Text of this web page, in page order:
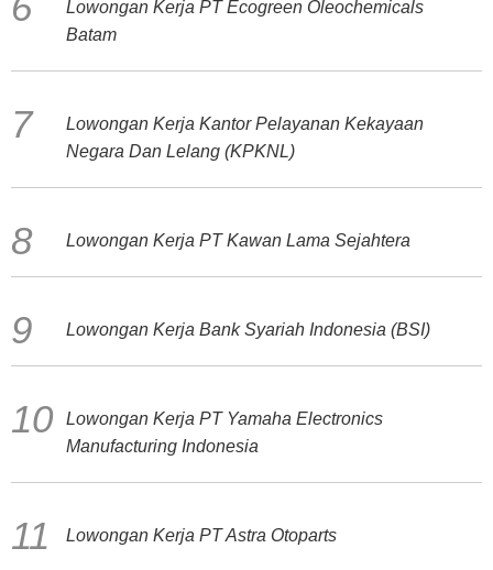
Lowongan Kerja PT Ecogreen Oleochemicals
Batam
Lowongan Kerja Kantor Pelayanan Kekayaan
Negara Dan Lelang (KPKNL)
Lowongan Kerja PT Kawan Lama Sejahtera
Lowongan Kerja Bank Syariah Indonesia (BSI)
Lowongan Kerja PT Yamaha Electronics
Manufacturing Indonesia
Lowongan Kerja PT Astra Otoparts